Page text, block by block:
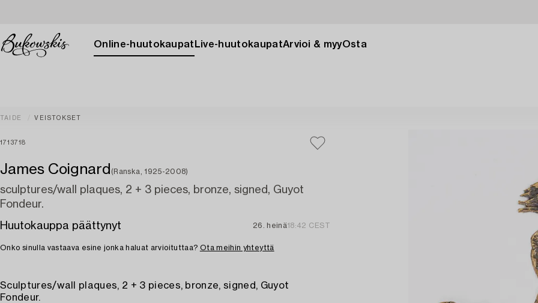
Online-huutokaupat Live-huutokaupatArvioi & myyOsta
TAIDE VEISTOKSET
1713718
James Coignard (Ranska, 1925-2008)
sculptures/wall plaques, 2 + 3 pieces, bronze, signed, Guyot
Fondeur.
Huutokauppa päättynyt
26. heinä18:42 CEST
Onko sinulla vastaava esine jonka haluat arvioituttaa? Ota meihin yhteyttä
Sculptures/wall plaques, 2 + 3 pieces, bronze, signed, Guyot
Fondeur.